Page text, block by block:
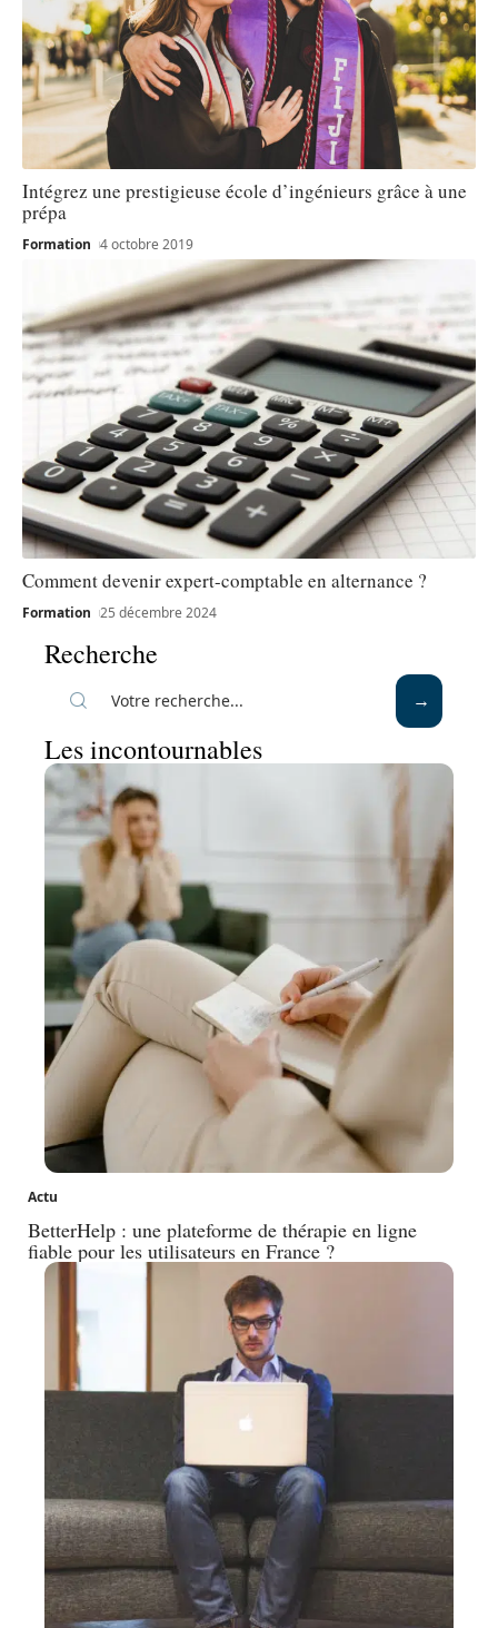
Intégrez une prestigieuse école d’ingénieurs grâce à une
prépa
Formation 4 octobre 2019
Comment devenir expert-comptable en alternance ?
Formation 25 décembre 2024
Recherche
Les incontournables
Actu
BetterHelp : une plateforme de thérapie en ligne
fiable pour les utilisateurs en France ?